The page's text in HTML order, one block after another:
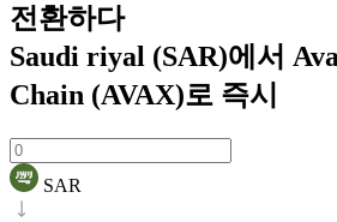
전환하다
Saudi riyal (SAR)에서
Chain (AVAX)로 즉시
SAR